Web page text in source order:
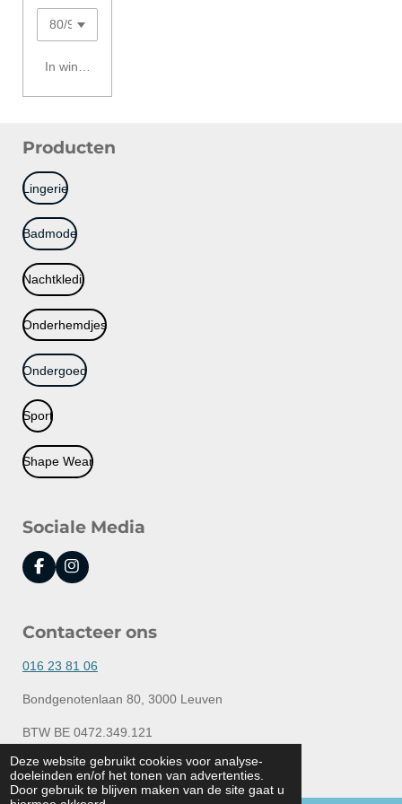
Deze website gebruikt cookies voor analyse-
doeleinden en/of het tonen van advertenties.
Door gebruik te blijven maken van de site gaat u
In winkelwagen
Producten
Lingerie
Badmode
Nachtkledij
Onderhemdjes
Ondergoed
Sport
Shape Wear
Sociale Media
F
a
b
o
k
I
n
a
r
a
Contacteer ons
016 23 81 06
Bondgenotenlaan 80, 3000 Leuven
BTW BE 0472.349.121
© 2020 - 2026 Lingerie Elly
Powered byJouwWeb